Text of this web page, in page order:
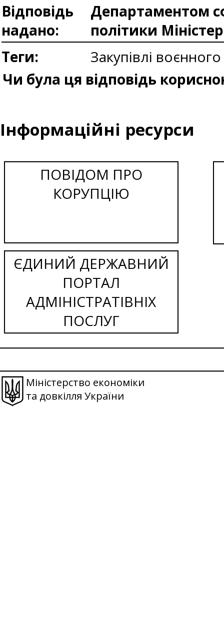
Відповідь
надано:
Департаментом
політики
Теги:
Закупівлі
Чи була ця відповідь
Інформаційні ресурси
ПОВІДОМ ПРО
КОРУПЦІЮ
ЄДИНИЙ ДЕРЖАВНИЙ
ПОРТАЛ
АДМІНІСТРАТІВНІХ
ПОСЛУГ
Міністерство економіки
та довкілля України